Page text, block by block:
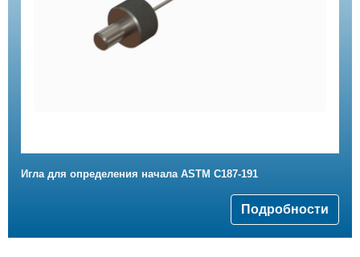
Игла для определения начала ASTM C187-191
Подробности